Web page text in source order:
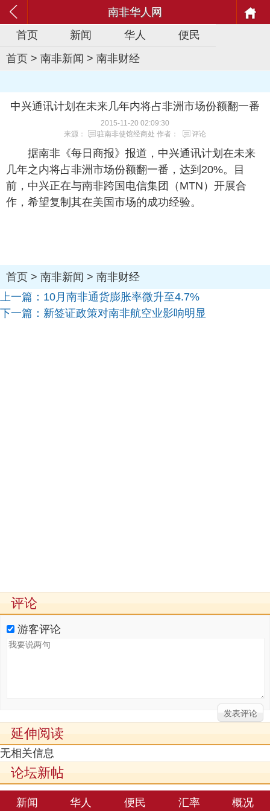
南非华人网
首页
新闻 华人
便民
首页 > 南非新闻 > 南非财经
中兴通讯计划在未来几年内将占非洲市场份额翻一番
2015-11-20 02:09:30
来源：
驻南非使馆经商处 作者： 评论
据南非《每日商报》报道，中兴通讯计划在未来
几年之内将占非洲市场份额翻一番，达到20%。目
前，中兴正在与南非跨国电信集团（MTN）开展合
作，希望复制其在美国市场的成功经验。
首页 > 南非新闻 > 南非财经
上一篇： 10月南非通货膨胀率微升至4.7%
下一篇： 新签证政策对南非航空业影响明显
评论
游客评论
延伸阅读
无相关信息
论坛新帖
新闻 华人 便民 汇率 概况